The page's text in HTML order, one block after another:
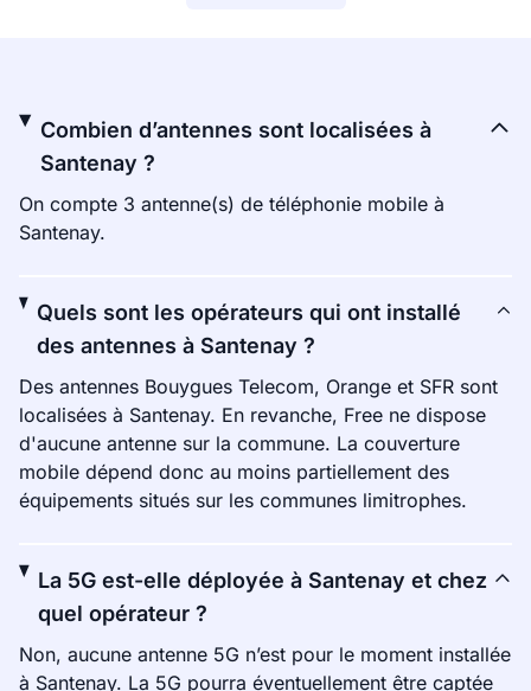
Combien d’antennes sont localisées à
Santenay ?
On compte 3 antenne(s) de téléphonie mobile à
Santenay.
Quels sont les opérateurs qui ont installé
des antennes à Santenay ?
Des antennes Bouygues Telecom, Orange et SFR sont
localisées à Santenay. En revanche, Free ne dispose
d'aucune antenne sur la commune. La couverture
mobile dépend donc au moins partiellement des
équipements situés sur les communes limitrophes.
La 5G est-elle déployée à Santenay et chez
quel opérateur ?
Non, aucune antenne 5G n’est pour le moment installée
à Santenay. La 5G pourra éventuellement être captée